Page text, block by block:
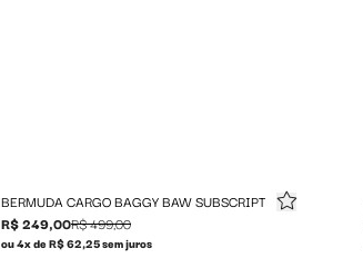
BERMUDA CARGO BAGGY BAW SUBSCRIPT
R$ 249,00R$ 499,00
ou 4x de R$ 62,25 sem juros